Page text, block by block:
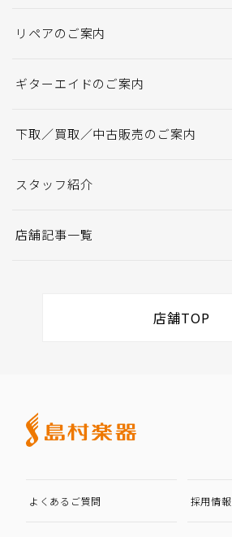
リペアのご案内
ギターエイドのご案内
下取／買取／中古販売のご案内
スタッフ紹介
店舗記事一覧
店舗TOP
よくあるご質問 採用情報